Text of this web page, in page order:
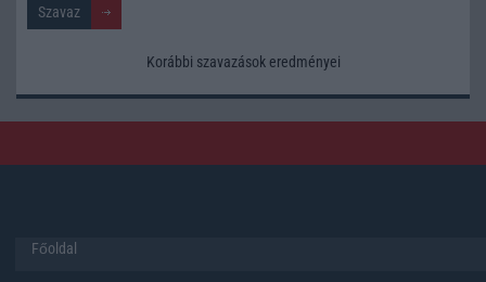
Korábbi szavazások eredményei
Főoldal